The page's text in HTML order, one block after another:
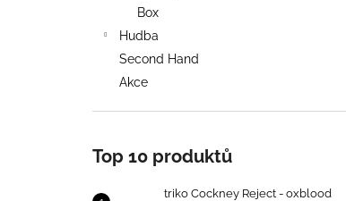
Box
Hudba
Second Hand
Akce
Top 10 produktů
triko Cockney Reject - oxblood